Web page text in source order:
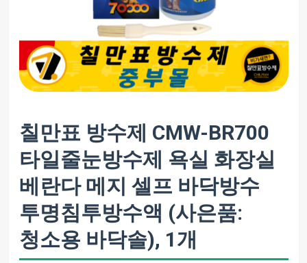
칠만표 방수제 CMW-BR700
타일줄눈방수제 욕실 화장실
베란다 메지 셀프 바닥방수
투명침투방수액 (사은품:
청소용 바닥솔), 1개